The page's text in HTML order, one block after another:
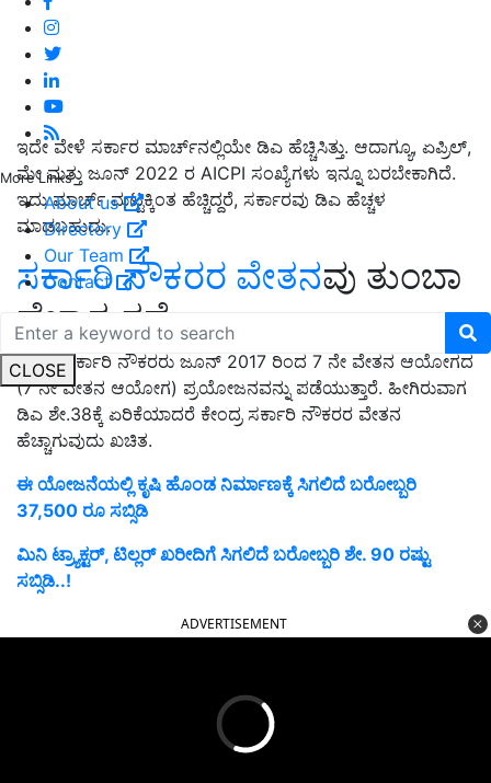
More Links
About us
Directory
Our Team
Contact
CLOSE
ಇದೇ ವೇಳೆ ಸರ್ಕಾರ ಮಾರ್ಚ್‌ನಲ್ಲಿಯೇ ಡಿಎ ಹೆಚ್ಚಿಸಿತ್ತು. ಆದಾಗ್ಯೂ, ಏಪ್ರಿಲ್,
ಮೇ ಮತ್ತು ಜೂನ್ 2022 ರ AICPI ಸಂಖ್ಯೆಗಳು ಇನ್ನೂ ಬರಬೇಕಾಗಿದೆ.
ಇದು ಮಾರ್ಚ್ ಮಟ್ಟಕ್ಕಿಂತ ಹೆಚ್ಚಿದ್ದರೆ, ಸರ್ಕಾರವು ಡಿಎ ಹೆಚ್ಚಳ
ಮಾಡಬಹುದು.
ಸರ್ಕಾರಿ ನೌಕರರ ವೇತನವು ತುಂಬಾ
ಹೆಚ್ಚಾಗುತ್ತದೆ
ಕೇಂದ್ರ ಸರ್ಕಾರಿ ನೌಕರರು ಜೂನ್ 2017 ರಿಂದ 7 ನೇ ವೇತನ ಆಯೋಗದ
(7 ನೇ ವೇತನ ಆಯೋಗ) ಪ್ರಯೋಜನವನ್ನು ಪಡೆಯುತ್ತಾರೆ. ಹೀಗಿರುವಾಗ
ಡಿಎ ಶೇ.38ಕ್ಕೆ ಏರಿಕೆಯಾದರೆ ಕೇಂದ್ರ ಸರ್ಕಾರಿ ನೌಕರರ ವೇತನ
ಹೆಚ್ಚಾಗುವುದು ಖಚಿತ.
ಈ ಯೋಜನೆಯಲ್ಲಿ ಕೃಷಿ ಹೊಂಡ ನಿರ್ಮಾಣಕ್ಕೆ ಸಿಗಲಿದೆ ಬರೋಬ್ಬರಿ
37,500 ರೂ ಸಬ್ಸಿಡಿ
ಮಿನಿ ಟ್ರ್ಯಾಕ್ಟರ್, ಟಿಲ್ಲರ್ ಖರೀದಿಗೆ ಸಿಗಲಿದೆ ಬರೋಬ್ಬರಿ ಶೇ. 90 ರಷ್ಟು
ಸಬ್ಸಿಡಿ..!
ADVERTISEMENT